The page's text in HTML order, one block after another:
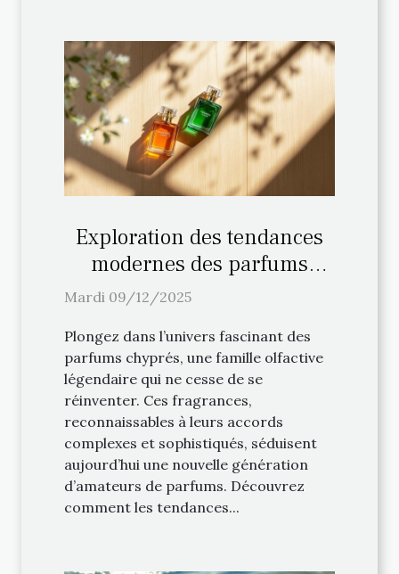
Exploration des tendances
modernes des parfums
chyprés
Mardi 09/12/2025
Plongez dans l’univers fascinant des
parfums chyprés, une famille olfactive
légendaire qui ne cesse de se
réinventer. Ces fragrances,
reconnaissables à leurs accords
complexes et sophistiqués, séduisent
aujourd’hui une nouvelle génération
d’amateurs de parfums. Découvrez
comment les tendances...